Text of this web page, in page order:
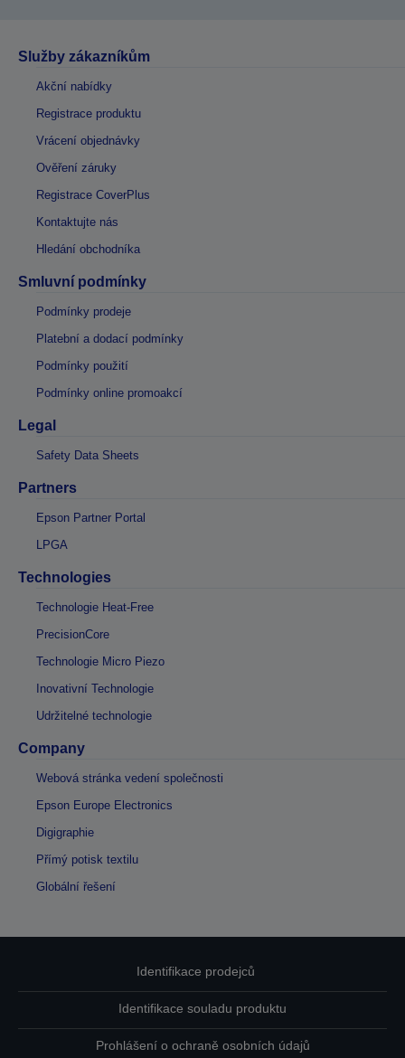
Služby zákazníkům
Akční nabídky
Registrace produktu
Vrácení objednávky
Ověření záruky
Registrace CoverPlus
Kontaktujte nás
Hledání obchodníka
Smluvní podmínky
Podmínky prodeje
Platební a dodací podmínky
Podmínky použití
Podmínky online promoakcí
Legal
Safety Data Sheets
Partners
Epson Partner Portal
LPGA
Technologies
Technologie Heat-Free
PrecisionCore
Technologie Micro Piezo
Inovativní Technologie
Udržitelné technologie
Company
Webová stránka vedení společnosti
Epson Europe Electronics
Digigraphie
Přímý potisk textilu
Globální řešení
Identifikace prodejců
Identifikace souladu produktu
Prohlášení o ochraně osobních údajů